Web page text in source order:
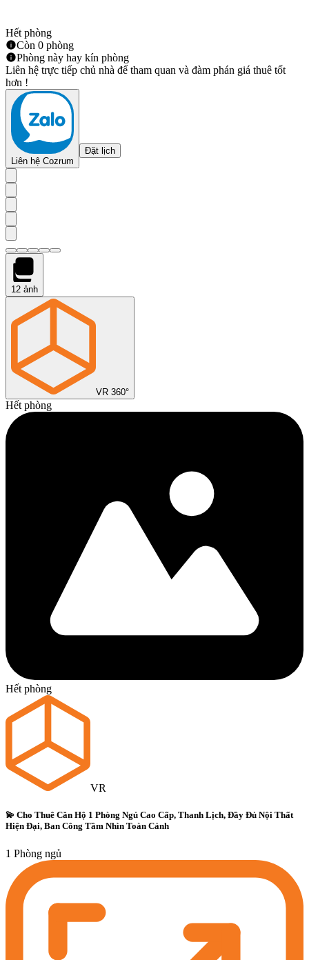
Hết phòng
Còn 0 phòng
Phòng này hay kín phòng
Liên hệ trực tiếp chủ nhà để tham quan và đàm phán giá thuê tốt
hơn !
Liên hệ Cozrum
Đặt lịch
12 ảnh
VR 360°
Hết phòng
Hết phòng
VR
💫 Cho Thuê Căn Hộ 1 Phòng Ngủ Cao Cấp, Thanh Lịch, Đầy Đủ Nội Thất
Hiện Đại, Ban Công Tầm Nhìn Toàn Cảnh
1 Phòng ngủ